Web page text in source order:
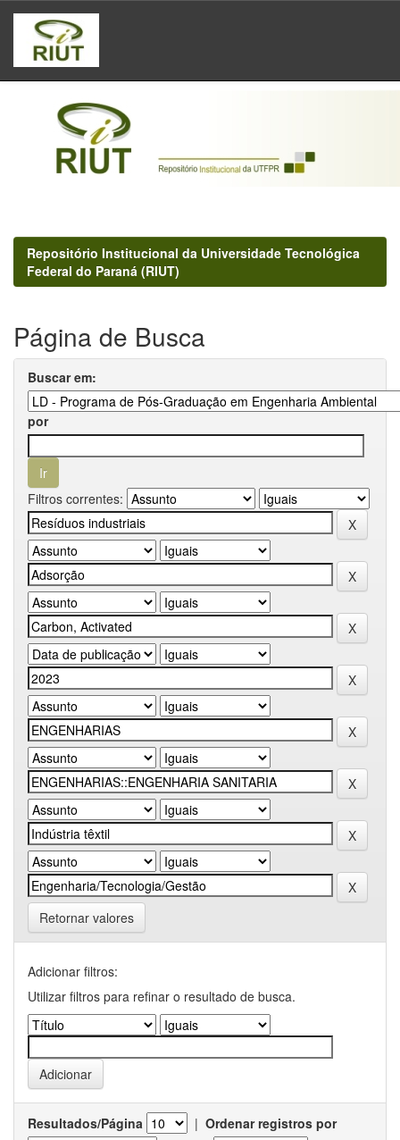
Skip
navigation
Repositório Institucional da Universidade Tecnológica
Federal do Paraná (RIUT)
Página de Busca
Buscar em:
por
Filtros correntes:
Retornar valores
Adicionar filtros:
Utilizar filtros para refinar o resultado de busca.
Resultados/Página | Ordenar registros por